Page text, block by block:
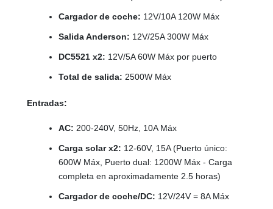
Cargador de coche: 12V/10A 120W Máx
Salida Anderson: 12V/25A 300W Máx
DC5521 x2: 12V/5A 60W Máx por puerto
Total de salida: 2500W Máx
Entradas:
AC: 200-240V, 50Hz, 10A Máx
Carga solar x2: 12-60V, 15A (Puerto único:
600W Máx, Puerto dual: 1200W Máx - Carga
completa en aproximadamente 2.5 horas)
Cargador de coche/DC: 12V/24V = 8A Máx